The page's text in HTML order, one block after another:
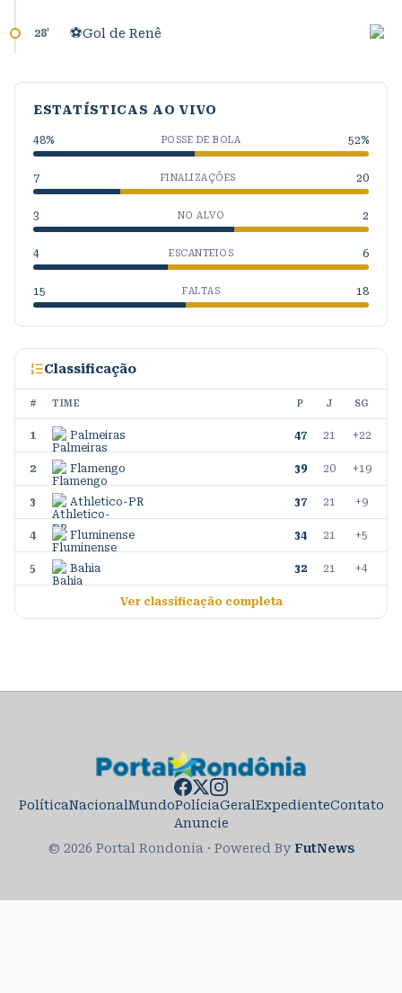
28' ⚽Gol de Renê
ESTATÍSTICAS AO VIVO
48% POSSE DE BOLA 52%
7 FINALIZAÇÕES 20
3 NO ALVO 2
4 ESCANTEIOS 6
15 FALTAS 18
Classificação
# TIME P J SG
1 Palmeiras 47 21 +22
2 Flamengo 39 20 +19
3 Athletico-PR 37 21 +9
4 Fluminense 34 21 +5
5 Bahia 32 21 +4
Ver classificação completa
PolíticaNacionalMundoPolíciaGeralExpedienteContato
Anuncie
© 2026 Portal Rondonia · Powered By FutNews